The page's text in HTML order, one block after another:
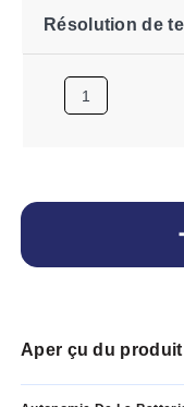
Résolution de
Aper çu du produit